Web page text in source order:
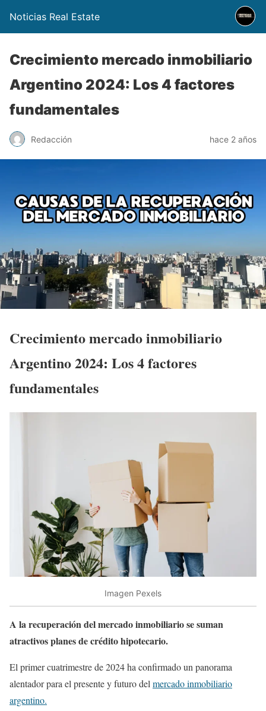
Noticias Real Estate
Crecimiento mercado inmobiliario
Argentino 2024: Los 4 factores
fundamentales
Redacción hace 2 años
Crecimiento mercado inmobiliario
Argentino 2024: Los 4 factores
fundamentales
Imagen Pexels
A la recuperación del mercado inmobiliario se suman
atractivos planes de crédito hipotecario.
El primer cuatrimestre de 2024 ha confirmado un panorama
alentador para el presente y futuro del mercado inmobiliario
argentino.